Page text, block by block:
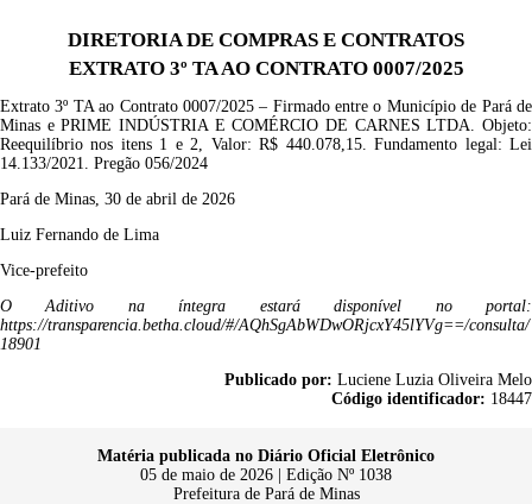
DIRETORIA DE COMPRAS E CONTRATOS
EXTRATO 3º TA AO CONTRATO 0007/2025
Extrato 3º TA ao Contrato 0007/2025 – Firmado entre o Município de Pará de
Minas e PRIME INDÚSTRIA E COMÉRCIO DE CARNES LTDA. Objeto:
Reequilíbrio nos itens 1 e 2, Valor: R$ 440.078,15. Fundamento legal: Lei
14.133/2021. Pregão 056/2024
Pará de Minas, 30 de abril de 2026
Luiz Fernando de Lima
Vice-prefeito
OAditivo na íntegra estará disponível no portal:
https://transparencia.betha.cloud/#/AQhSgAbWDwORjcxY45lYVg==/consulta/
18901
Publicado por: Luciene Luzia Oliveira Melo
Código identificador: 18447
Matéria publicada no Diário Oficial Eletrônico
05 de maio de 2026 | Edição Nº 1038
Prefeitura de Pará de Minas